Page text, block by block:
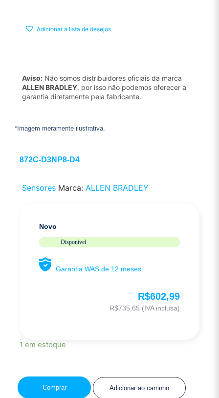
Adicionar a lista de desejos
Aviso: Não somos distribuidores oficiais da marca
ALLEN BRADLEY, por isso não podemos oferecer a
garantia diretamente pela fabricante.
*Imagem meramente ilustrativa.
872C-D3NP8-D4
Sensores Marca: ALLEN BRADLEY
Novo
Disponível
Garantia WAS de 12 meses.
R$602,99
R$735,65 (IVA inclusa)
1 em estoque
Adicionar ao carrinho
Comprar